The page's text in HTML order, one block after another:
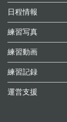
日程情報
練習写真
練習動画
練習記録
運営支援